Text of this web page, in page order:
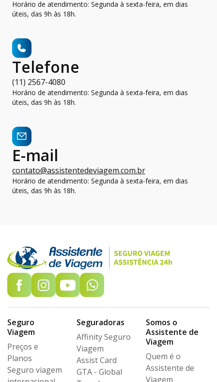
Horário de atendimento: Segunda à sexta-feira, em dias
úteis, das 9h às 18h.
Telefone
(11) 2567-4080
Horário de atendimento: Segunda à sexta-feira, em dias
úteis, das 9h às 18h.
E-mail
contato@assistentedeviagem.com.br
Horário de atendimento: Segunda à sexta-feira, em dias
úteis, das 9h às 18h.
Seguro
Viagem
Preços e
Planos
Seguro viagem
Seguradoras
Affinity Seguro
Viagem
Assist Card
GTA - Global
Somos o
Assistente de
Viagem
Quem é o
Assistente de
Viagem